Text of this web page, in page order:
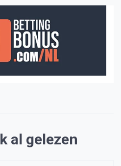
al gelezen